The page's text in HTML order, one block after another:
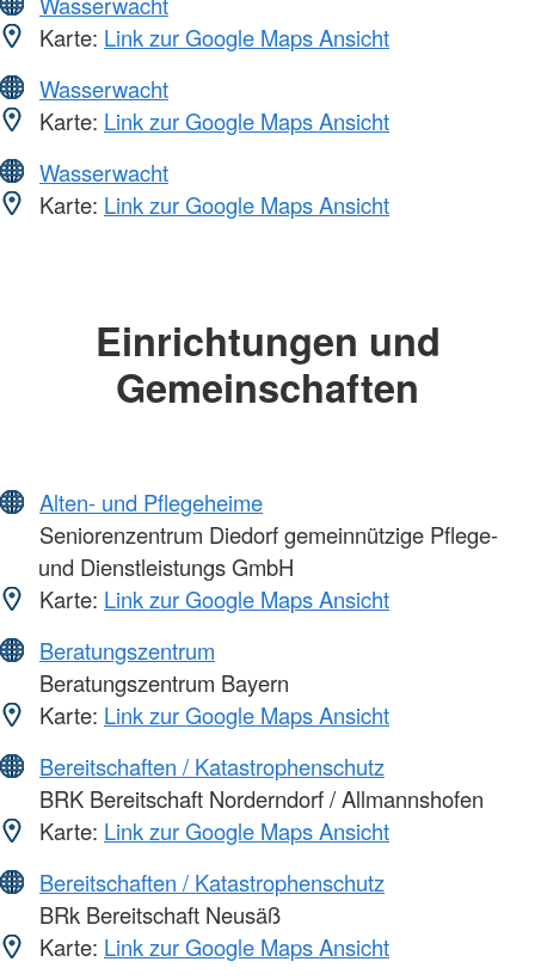
Karte: Link zur Google Maps Ansicht
Wasserwacht
Karte: Link zur Google Maps Ansicht
Wasserwacht
Karte: Link zur Google Maps Ansicht
Einrichtungen und
Gemeinschaften
Alten- und Pflegeheime
Seniorenzentrum Diedorf gemeinnützige Pflege-
und Dienstleistungs GmbH
Karte: Link zur Google Maps Ansicht
Beratungszentrum
Beratungszentrum Bayern
Karte: Link zur Google Maps Ansicht
Bereitschaften / Katastrophenschutz
BRK Bereitschaft Norderndorf / Allmannshofen
Karte: Link zur Google Maps Ansicht
Bereitschaften / Katastrophenschutz
BRk Bereitschaft Neusäß
Karte: Link zur Google Maps Ansicht